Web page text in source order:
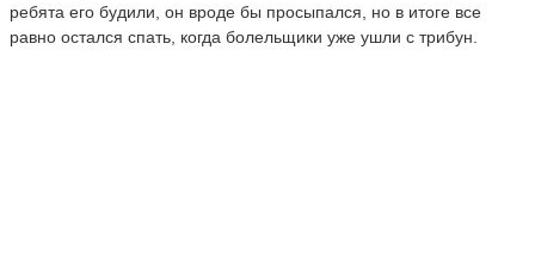
ребята его будили, он вроде бы просыпался, но в итоге все
равно остался спать, когда болельщики уже ушли с трибун.